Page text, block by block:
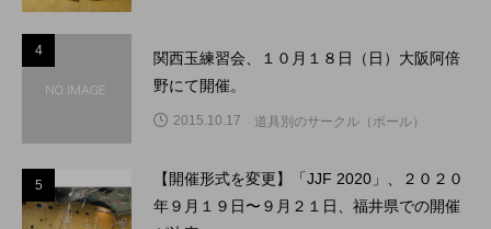
4
関西玉練習会、１０月１８日（日）大阪阿倍
野にて開催。
2015.10.17 道具別のサークル（ボール）
5
【開催形式を変更】「JJF 2020」、２０２０
年９月１９日〜９月２１日、福井県での開催